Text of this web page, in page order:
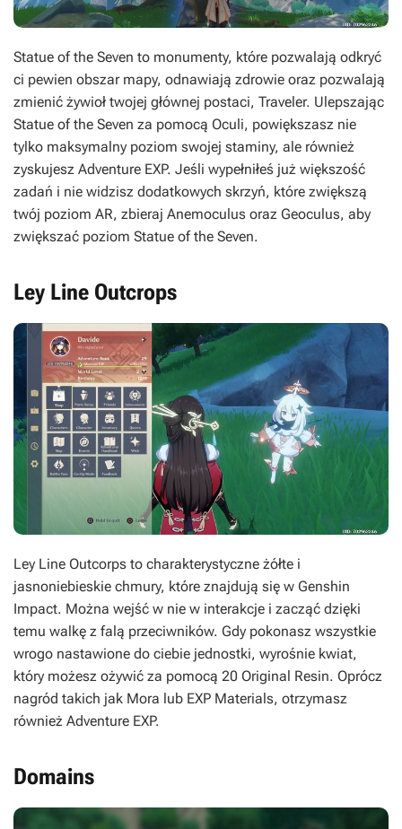
Statue of the Seven to monumenty, które pozwalają odkryć
ci pewien obszar mapy, odnawiają zdrowie oraz pozwalają
zmienić żywioł twojej głównej postaci, Traveler. Ulepszając
Statue of the Seven za pomocą Oculi, powiększasz nie
tylko maksymalny poziom swojej staminy, ale również
zyskujesz Adventure EXP. Jeśli wypełniłeś już większość
zadań i nie widzisz dodatkowych skrzyń, które zwiększą
twój poziom AR, zbieraj Anemoculus oraz Geoculus, aby
zwiększać poziom Statue of the Seven.
Ley Line Outcrops
Ley Line Outcorps to charakterystyczne żółte i
jasnoniebieskie chmury, które znajdują się w Genshin
Impact. Można wejść w nie w interakcje i zacząć dzięki
temu walkę z falą przeciwników. Gdy pokonasz wszystkie
wrogo nastawione do ciebie jednostki, wyrośnie kwiat,
który możesz ożywić za pomocą 20 Original Resin. Oprócz
nagród takich jak Mora lub EXP Materials, otrzymasz
również Adventure EXP.
Domains